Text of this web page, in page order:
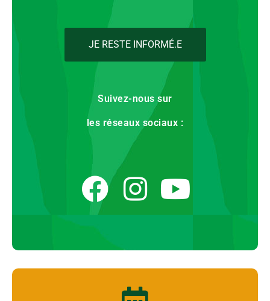
JE RESTE INFORMÉ.E
Suivez-nous sur
les réseaux sociaux :